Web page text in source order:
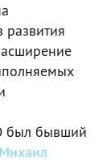
был бывший
Михаил